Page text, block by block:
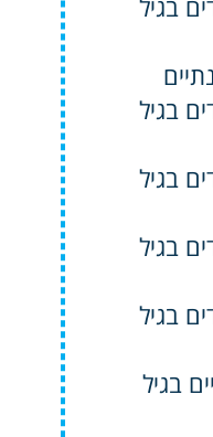
בגיל
בגיל
בגיל
בגיל
בגיל